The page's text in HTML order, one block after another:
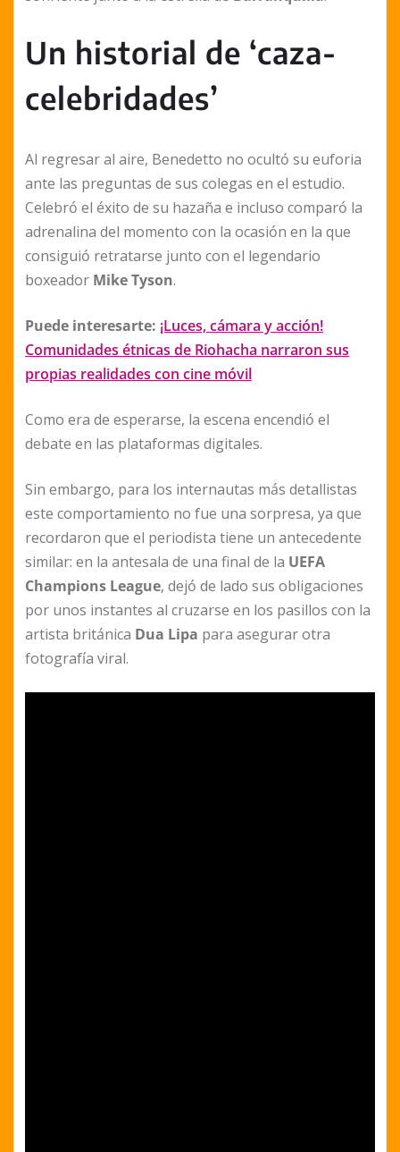
Un historial de ‘caza-
celebridades’
Al regresar al aire, Benedetto no ocultó su euforia
ante las preguntas de sus colegas en el estudio.
Celebró el éxito de su hazaña e incluso comparó la
adrenalina del momento con la ocasión en la que
consiguió retratarse junto con el legendario
boxeador Mike Tyson.
Puede interesarte: ¡Luces, cámara y acción!
Comunidades étnicas de Riohacha narraron sus
propias realidades con cine móvil
Como era de esperarse, la escena encendió el
debate en las plataformas digitales.
Sin embargo, para los internautas más detallistas
este comportamiento no fue una sorpresa, ya que
recordaron que el periodista tiene un antecedente
similar: en la antesala de una final de la UEFA
Champions League, dejó de lado sus obligaciones
por unos instantes al cruzarse en los pasillos con la
artista británica Dua Lipa para asegurar otra
fotografía viral.